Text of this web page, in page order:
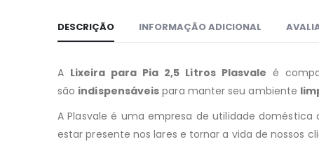
DESCRIÇÃO INFORMAÇÃO ADICIONAL
A Lixeira para Pia 2,5 Litros Plasvale é
são indispensáveis para manter seu ambiente
A Plasvale é uma empresa de utilidade
estar presente nos lares e tornar a vida de nossos